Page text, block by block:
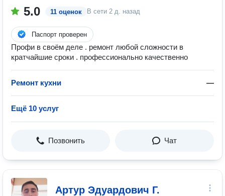
5.0 11 оценок В сети 2 д. назад
Паспорт проверен
Профи в своём деле . ремонт любой сложности в
кратчайшие сроки . профессионально качественно
Ремонт кухни —
Ещё 10 услуг
Позвонить Чат
Артур Эдуардович Г.